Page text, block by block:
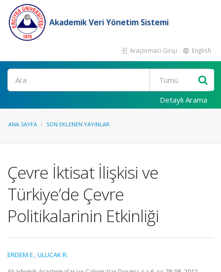
Akademik Veri Yönetim Sistemi
Araştırmacı Girişi English
Ara
Detaylı Arama
ANA SAYFA SON EKLENEN YAYINLAR
Çevre İktisat İlişkisi ve
Türkiye’de Çevre
Politikalarinin Etkinliği
ERDEM E.,ULUCAK R.